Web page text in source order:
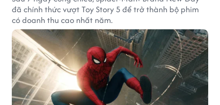
đã chính thức vượt Toy Story 5 để trở thành bộ phim
có doanh thu cao nhất năm.